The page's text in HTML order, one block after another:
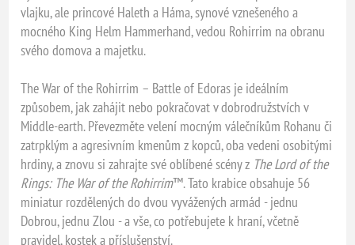
vlajku, ale princové Haleth a Háma, synové vznešeného a
mocného King Helm Hammerhand, vedou Rohirrim na obranu
svého domova a majetku.
The War of the Rohirrim – Battle of Edoras je ideálním
způsobem, jak zahájit nebo pokračovat v dobrodružstvích v
Middle-earth. Převezměte velení mocným válečníkům Rohanu či
zatrpklým a agresivním kmenům z kopců, oba vedeni osobitými
hrdiny, a znovu si zahrajte své oblíbené scény z The Lord of the
Rings: The War of the Rohirrim™. Tato krabice obsahuje 56
miniatur rozdělených do dvou vyvážených armád - jednu
Dobrou, jednu Zlou - a vše, co potřebujete k hraní, včetně
pravidel, kostek a příslušenství.